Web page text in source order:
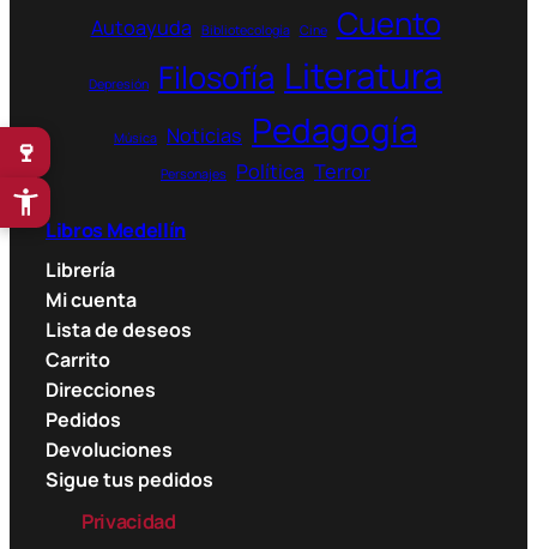
Autoayuda Bibliotecología Cine Cuento
Depresión Filosofía Literatura
Música Noticias Pedagogía
Personajes Política Terror
Libros Medellín
Librería
Mi cuenta
Lista de deseos
Carrito
Direcciones
Pedidos
Devoluciones
Sigue tus pedidos
Privacidad
🍷